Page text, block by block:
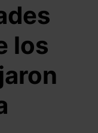
los